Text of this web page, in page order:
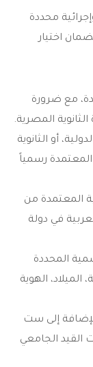
محددة
اختيار
مع ضرورة
المصرية.
أو الثانوية
المعتمدة رسمياً
المعتمدة من
في دولة
المحددة
الهوية
إلى ست
القيد الجامعي